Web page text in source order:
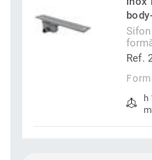
Ref.
h